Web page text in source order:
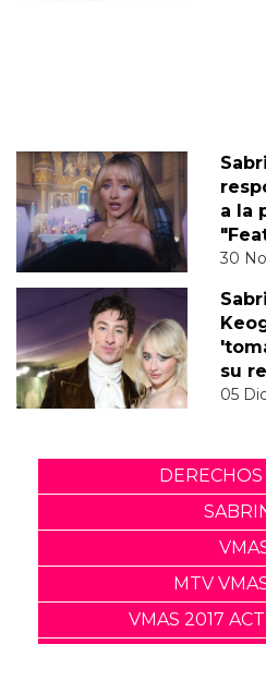
a la
30
su
05
MTV
VMAS 2017